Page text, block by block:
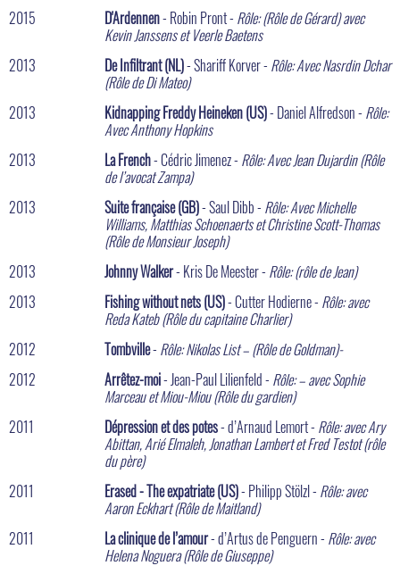
2015
D'Ardennen- Robin Pront - Rôle: (Rôle de Gérard) avec
Kevin Janssens et Veerle Baetens
2013
De Infiltrant (NL)- Shariff Korver - Rôle: Avec Nasrdin Dchar
(Rôle de Di Mateo)
2013
Kidnapping Freddy Heineken (US)- Daniel Alfredson - Rôle:
Avec Anthony Hopkins
2013
La French- Cédric Jimenez - Rôle: Avec Jean Dujardin (Rôle
de l’avocat Zampa)
2013
Suite française (GB)- Saul Dibb - Rôle: Avec Michelle
Williams, Matthias Schoenaerts et Christine Scott-Thomas
(Rôle de Monsieur Joseph)
2013
Johnny Walker- Kris De Meester - Rôle: (rôle de Jean)
2013
Fishing without nets (US)- Cutter Hodierne - Rôle: avec
Reda Kateb (Rôle du capitaine Charlier)
2012
Tombville- Rôle: Nikolas List – (Rôle de Goldman)-
2012
Arrêtez-moi- Jean-Paul Lilienfeld - Rôle: – avec Sophie
Marceau et Miou-Miou (Rôle du gardien)
2011
Dépression et des potes- d’Arnaud Lemort - Rôle: avec Ary
Abittan, Arié Elmaleh, Jonathan Lambert et Fred Testot (rôle
du père)
2011
Erased - The expatriate (US)- Philipp Stölzl - Rôle: avec
Aaron Eckhart (Rôle de Maitland)
2011
La clinique de l’amour- d’Artus de Penguern - Rôle: avec
Helena Noguera (Rôle de Giuseppe)